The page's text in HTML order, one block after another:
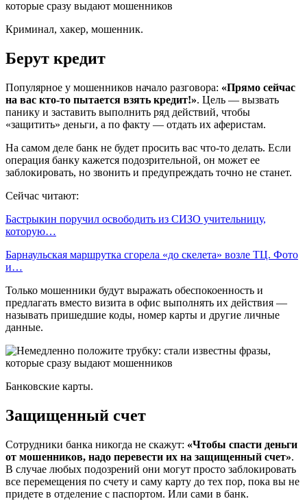
Криминал, хакер, мошенник.
Берут кредит
Популярное у мошенников начало разговора: «Прямо сейчас
на вас кто-то пытается взять кредит!». Цель — вызвать
панику и заставить выполнить ряд действий, чтобы
«защитить» деньги, а по факту — отдать их аферистам.
На самом деле банк не будет просить вас что-то делать. Если
операция банку кажется подозрительной, он может ее
заблокировать, но звонить и предупреждать точно не станет.
Сейчас читают:
Бастрыкин поручил освободить из СИЗО учительницу,
которую…
Барнаульская маршрутка сгорела «до скелета» возле ТЦ. Фото
и…
Только мошенники будут выражать обеспокоенность и
предлагать вместо визита в офис выполнять их действия —
называть пришедшие коды, номер карты и другие личные
данные.
Банковские карты.
Защищенный счет
Сотрудники банка никогда не скажут: «Чтобы спасти деньги
от мошенников, надо перевести их на защищенный счет».
В случае любых подозрений они могут просто заблокировать
все перемещения по счету и саму карту до тех пор, пока вы не
придете в отделение с паспортом. Или сами в банк.